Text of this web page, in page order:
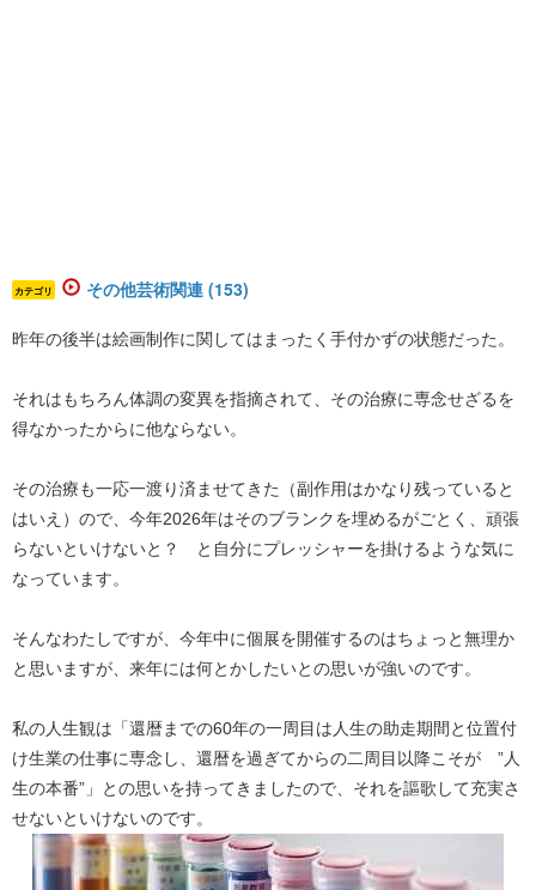
カテゴリ その他芸術関連 (153)
昨年の後半は絵画制作に関してはまったく手付かずの状態だった。
それはもちろん体調の変異を指摘されて、その治療に専念せざるを
得なかったからに他ならない。
その治療も一応一渡り済ませてきた（副作用はかなり残っていると
はいえ）ので、今年2026年はそのブランクを埋めるがごとく、頑張
らないといけないと？ と自分にプレッシャーを掛けるような気に
なっています。
そんなわたしですが、今年中に個展を開催するのはちょっと無理か
と思いますが、来年には何とかしたいとの思いが強いのです。
私の人生観は「還暦までの60年の一周目は人生の助走期間と位置付
け生業の仕事に専念し、還暦を過ぎてからの二周目以降こそが ”人
生の本番”」との思いを持ってきましたので、それを謳歌して充実さ
せないといけないのです。